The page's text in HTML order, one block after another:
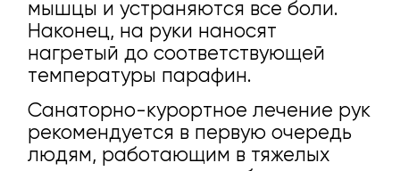
мышцы и устраняются все боли.
Наконец, на руки наносят
нагретый до соответствующей
температуры парафин.
Санаторно-курортное лечение рук
рекомендуется в первую очередь
людям, работающим в тяжелых